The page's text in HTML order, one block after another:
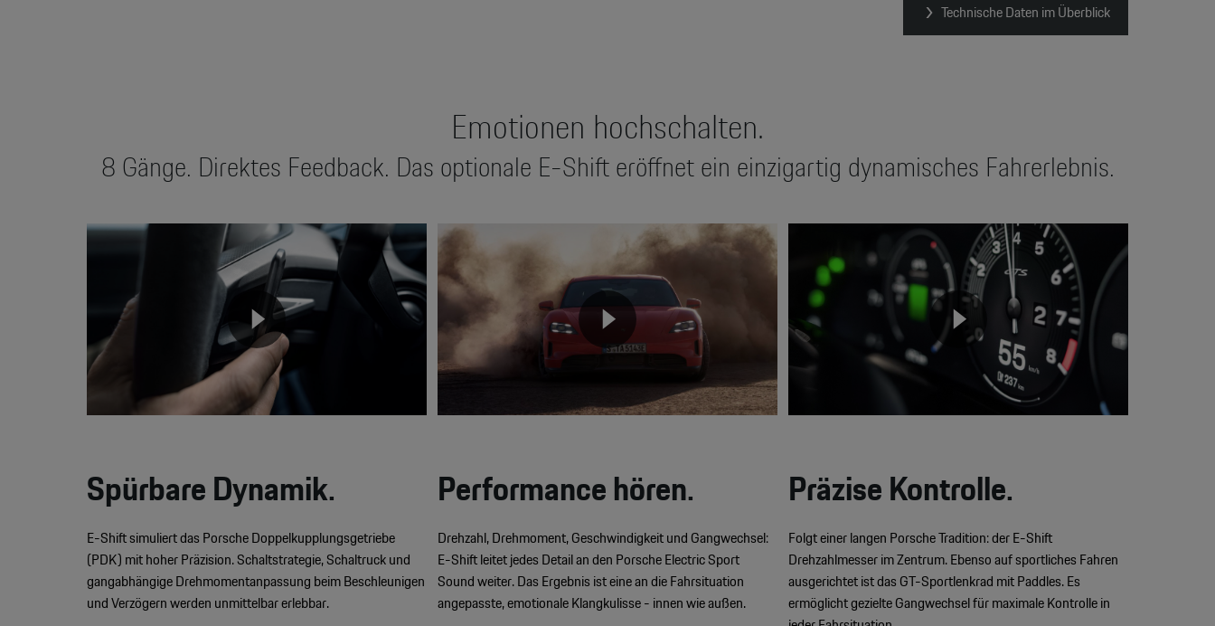
Technische Daten im Überblick
Emotionen hochschalten.
8 Gänge. Direktes Feedback. Das optionale E-Shift eröffnet ein einzigartig dynamisches Fahrerlebnis.
Video
Spürbare Dynamik.
E-Shift simuliert das Porsche Doppelkupplungsgetriebe
(PDK) mit hoher Präzision. Schaltstrategie, Schaltruck und
gangabhängige Drehmomentanpassung beim Beschleunigen
und Verzögern werden unmittelbar erlebbar.
Video
None
Performance hören.
Drehzahl, Drehmoment, Geschwindigkeit und Gangwechsel:
E-Shift leitet jedes Detail an den Porsche Electric Sport
Sound weiter. Das Ergebnis ist eine an die Fahrsituation
angepasste, emotionale Klangkulisse - innen wie außen.
None
Präzise Kontrolle.
Folgt einer langen Porsche Tradition: der E-Shift
Drehzahlmesser im Zentrum. Ebenso auf sportliches Fahren
ausgerichtet ist das GT-Sportlenkrad mit Paddles. Es
ermöglicht gezielte Gangwechsel für maximale Kontrolle in